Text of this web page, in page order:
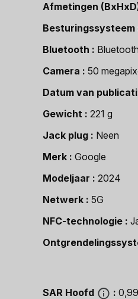
Afmetingen
Besturingssysteem
Bluetooth
Camera
50
Datum van
Gewicht
221 g
Jack plug
Neen
Merk
Google
Modeljaar
2024
Netwerk
5G
NFC-technologie
SAR Hoofd